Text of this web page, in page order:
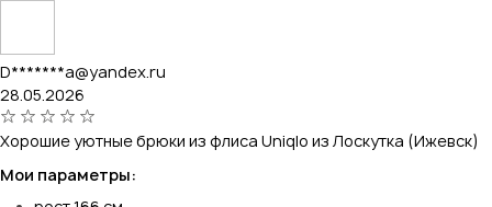
D*******a@yandex.ru
28.05.2026
Хорошие уютные брюки из флиса Uniqlo из Лоскутка (Ижевск)
Мои параметры: